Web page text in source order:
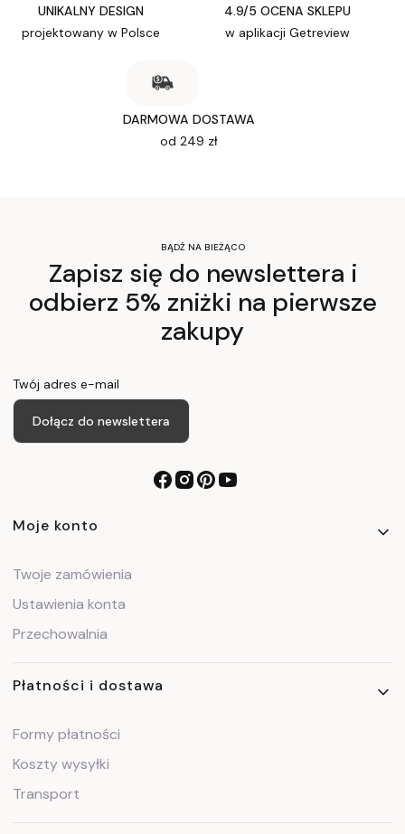
UNIKALNY DESIGN
projektowany w Polsce
4.9/5 OCENA SKLEPU
w aplikacji Getreview
DARMOWA DOSTAWA
od 249 zł
BĄDŹ NA BIEŻĄCO
Zapisz się do newslettera i
odbierz 5% zniżki na pierwsze
zakupy
Twój adres e-mail
Dołącz do newslettera
Linki w stopce
Moje konto
Twoje zamówienia
Ustawienia konta
Przechowalnia
Płatności i dostawa
Formy płatności
Koszty wysyłki
Transport